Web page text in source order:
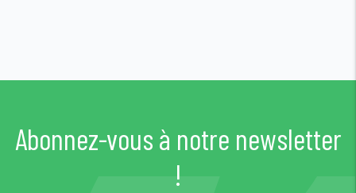
Abonnez-vous à notre newsletter
!